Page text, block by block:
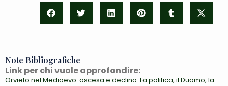
Note Bibliografiche
Link per chi vuole approfondire:
Orvieto nel Medioevo: ascesa e declino. La politica, il Duomo, la